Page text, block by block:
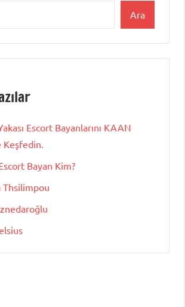
Ara
Escort Bayanlarını KAAN
Keşfedin.
Bayan Kim?
Thsilimpou